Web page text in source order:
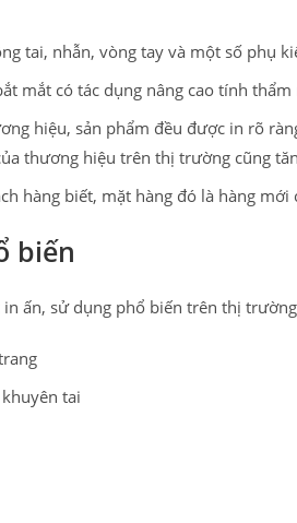
tai, nhẫn, vòng tay và một số phụ
mắt có tác dụng nâng cao tính
hiệu, sản phẩm đều được in rõ
thương hiệu trên thị trường cũng
hàng biết, mặt hàng đó là hàng mới
biến
ấn, sử dụng phổ biến trên thị
tai